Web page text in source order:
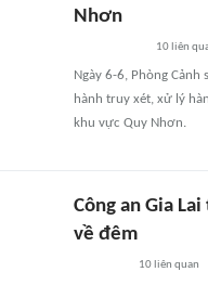
Nhơn
10 liên
Ngày 6-6, Phòng
hành truy xét, xử lý
khu vực Quy Nhơn.
Công an Gia
về đêm
10 liên quan